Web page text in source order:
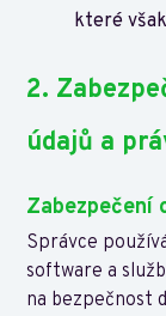
které
2.
údajů a
Zabezpečení
Správce
software a
na bezpečnost